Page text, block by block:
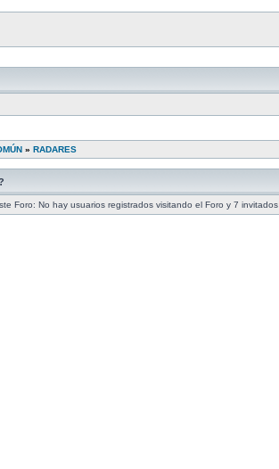
» RADARES
Foro: No hay usuarios registrados visitando el Foro y 7 invitados